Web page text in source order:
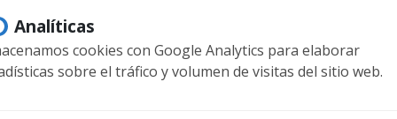
UTILIZA ESTE SITIO
Analíticas
cookies con Google Analytics para elaborar
sobre el tráfico y volumen de visitas del sitio web.